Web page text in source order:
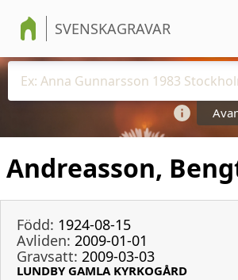
SVENSKAGRAVAR
Andreasson,
Född: 1924-08-15
Avliden: 2009-01-01
Gravsatt: 2009-03-03
LUNDBY GAMLA KYRKOGÅRD